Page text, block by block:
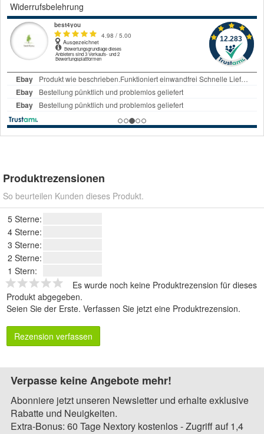
Widerrufsbelehrung
Produktrezensionen
So beurteilen Kunden dieses Produkt.
5 Sterne:
4 Sterne:
3 Sterne:
2 Sterne:
1 Stern:
Es wurde noch keine Produktrezension für dieses
Produkt abgegeben.
Seien Sie der Erste. Verfassen Sie jetzt eine Produktrezension.
Rezension verfassen
Verpasse keine Angebote mehr!
Abonniere jetzt unseren Newsletter und erhalte exklusive
Rabatte und Neuigkeiten.
Extra-Bonus: 60 Tage Nextory kostenlos - Zugriff auf 1,4